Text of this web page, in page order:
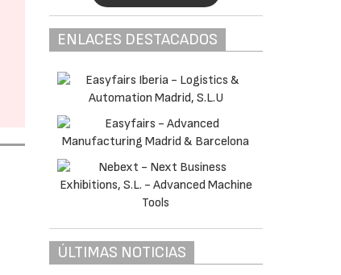
ENLACES DESTACADOS
ÚLTIMAS NOTICIAS